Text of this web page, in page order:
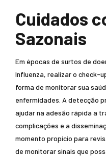
Cuidados
Sazonais
Em épocas de surtos de
Influenza, realizar o check-
forma de monitorar sua
enfermidades. A detecção
ajudar na adesão rápida a
complicações e a
momento propício para
de monitorar sinais que